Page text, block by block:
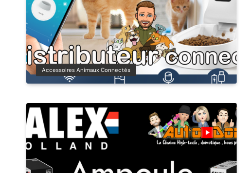
Accessoires Animaux Connectés